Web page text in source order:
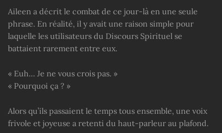
Aileen a décrit le combat de ce jour-là en une seule
phrase. En réalité, il y avait une raison simple pour
laquelle les utilisateurs du Discours Spirituel se
battaient rarement entre eux.
« Euh… Je ne vous crois pas. »
« Pourquoi ça ? »
Alors qu’ils passaient le temps tous ensemble, une voix
frivole et joyeuse a retenti du haut-parleur au plafond.